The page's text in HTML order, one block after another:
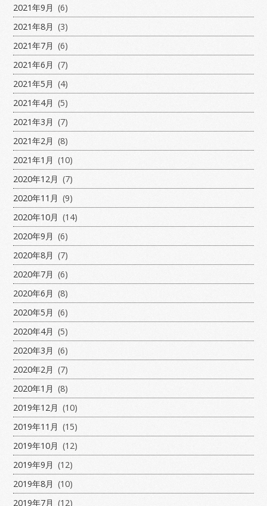
2021年9月 (6)
2021年8月 (3)
2021年7月 (6)
2021年6月 (7)
2021年5月 (4)
2021年4月 (5)
2021年3月 (7)
2021年2月 (8)
2021年1月 (10)
2020年12月 (7)
2020年11月 (9)
2020年10月 (14)
2020年9月 (6)
2020年8月 (7)
2020年7月 (6)
2020年6月 (8)
2020年5月 (6)
2020年4月 (5)
2020年3月 (6)
2020年2月 (7)
2020年1月 (8)
2019年12月 (10)
2019年11月 (15)
2019年10月 (12)
2019年9月 (12)
2019年8月 (10)
2019年7月 (12)